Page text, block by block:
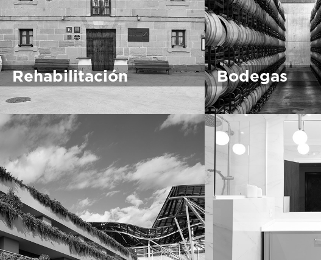
Rehabilitación Bodegas